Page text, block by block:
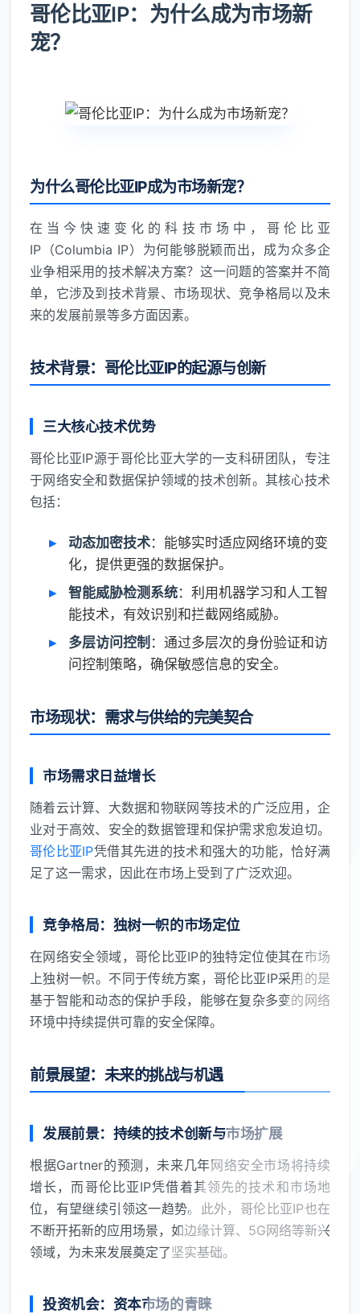
哥伦比亚IP：为什么成为市场新
宠？
为什么哥伦比亚IP成为市场新宠？
在当今快速变化的科技市场中，哥伦比亚
IP（Columbia IP）为何能够脱颖而出，成为众多企
业争相采用的技术解决方案？这一问题的答案并不简
单，它涉及到技术背景、市场现状、竞争格局以及未
来的发展前景等多方面因素。
技术背景：哥伦比亚IP的起源与创新
三大核心技术优势
哥伦比亚IP源于哥伦比亚大学的一支科研团队，专注
于网络安全和数据保护领域的技术创新。其核心技术
包括：
动态加密技术：能够实时适应网络环境的变
化，提供更强的数据保护。
智能威胁检测系统：利用机器学习和人工智
能技术，有效识别和拦截网络威胁。
多层访问控制 ：通过多层次的身份验证和访
问控制策略，确保敏感信息的安全。
市场现状：需求与供给的完美契合
市场需求日益增长
随着云计算、大数据和物联网等技术的广泛应用，企
业对于高效、安全的数据管理和保护需求愈发迫切。
哥伦比亚IP凭借其先进的技术和强大的功能，恰好满
足了这一需求，因此在市场上受到了广泛欢迎。
竞争格局：独树一帜的市场定位
在网络安全领域，哥伦比亚IP的独特定位使其在市场
上独树一帜。不同于传统方案，哥伦比亚IP采用的是
基于智能和动态的保护手段，能够在复杂多变的网络
环境中持续提供可靠的安全保障。
前景展望：未来的挑战与机遇
发展前景：持续的技术创新与市场扩展
根据Gartner的预测，未来几年网络安全市场将持续
增长，而哥伦比亚IP凭借着其领先的技术和市场地
位，有望继续引领这一趋势。此外，哥伦比亚IP也在
不断开拓新的应用场景，如边缘计算、5G网络等新兴
领域，为未来发展奠定了坚实基础。
投资机会：资本市场的青睐